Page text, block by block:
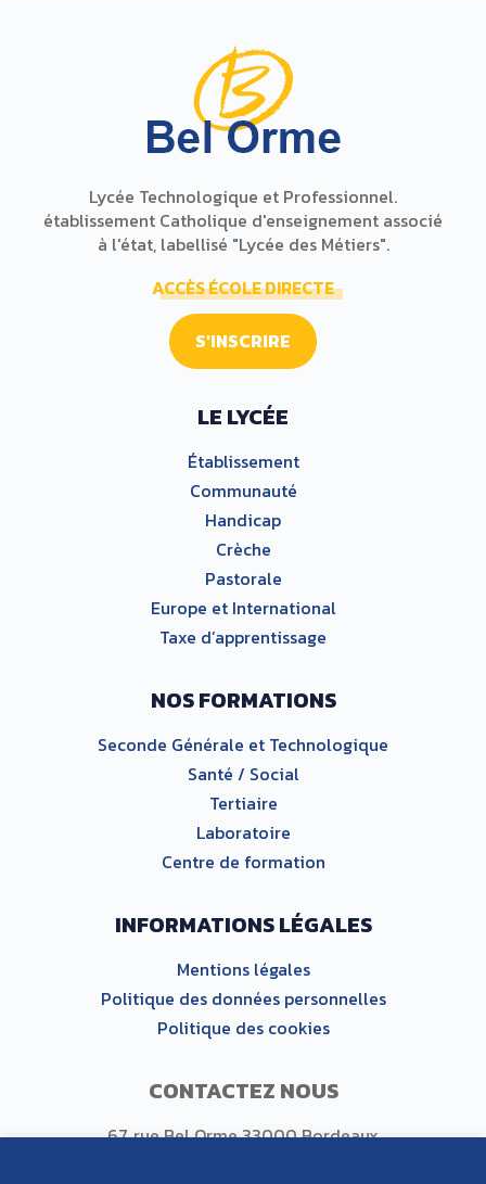
Lycée Technologique et Professionnel.
établissement Catholique d'enseignement associé
à l'état, labellisé "Lycée des Métiers".
ACCÈS ÉCOLE DIRECTE
S'INSCRIRE
LE LYCÉE
Établissement
Communauté
Handicap
Crèche
Pastorale
Europe et International
Taxe d’apprentissage
NOS FORMATIONS
Seconde Générale et Technologique
Santé / Social
Tertiaire
Laboratoire
Centre de formation
INFORMATIONS LÉGALES
Mentions légales
Politique des données personnelles
Politique des cookies
CONTACTEZ NOUS
67, rue Bel Orme 33000 Bordeaux